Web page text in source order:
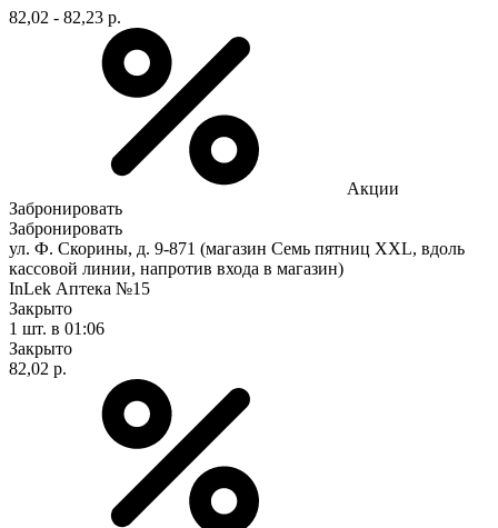
82,02 - 82,23 р.
Акции
Забронировать
Забронировать
ул. Ф. Скорины, д. 9-871 (магазин Семь пятниц XXL, вдоль
кассовой линии, напротив входа в магазин)
InLek Аптека №15
Закрыто
1 шт. в 01:06
Закрыто
82,02 р.